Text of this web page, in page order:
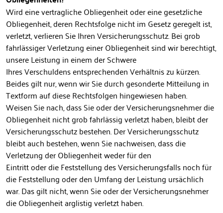
Wird eine vertragliche Obliegenheit oder eine gesetzliche
Obliegenheit, deren Rechtsfolge nicht im Gesetz geregelt ist,
verletzt, verlieren Sie Ihren Versicherungsschutz. Bei grob
fahrlässiger Verletzung einer Obliegenheit sind wir berechtigt,
unsere Leistung in einem der Schwere
Ihres Verschuldens entsprechenden Verhältnis zu kürzen.
Beides gilt nur, wenn wir Sie durch gesonderte Mitteilung in
Textform auf diese Rechtsfolgen hingewiesen haben.
Weisen Sie nach, dass Sie oder der Versicherungsnehmer die
Obliegenheit nicht grob fahrlässig verletzt haben, bleibt der
Versicherungsschutz bestehen. Der Versicherungsschutz
bleibt auch bestehen, wenn Sie nachweisen, dass die
Verletzung der Obliegenheit weder für den
Eintritt oder die Feststellung des Versicherungsfalls noch für
die Feststellung oder den Umfang der Leistung ursächlich
war. Das gilt nicht, wenn Sie oder der Versicherungsnehmer
die Obliegenheit arglistig verletzt haben.